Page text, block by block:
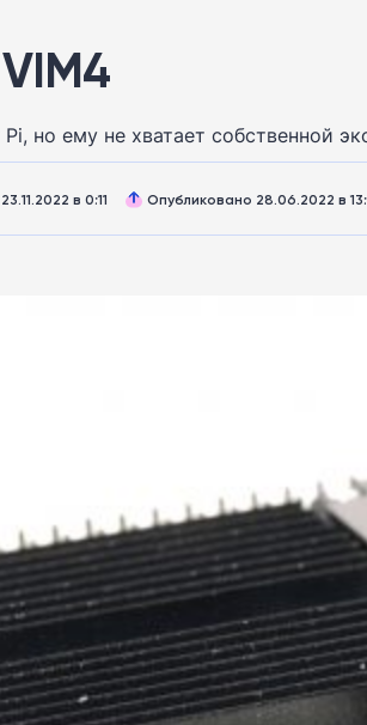
но ему не хватает собственной
в 0:11 Опубликовано 28.06.2022 в